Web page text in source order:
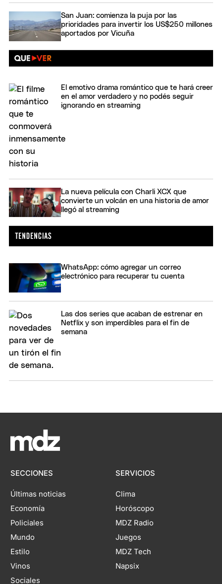
San Juan: comienza la puja por las
prioridades para invertir los US$250 millones
aportados por Vicuña
El emotivo drama romántico que te hará creer
en el amor verdadero y no podés seguir
ignorando en streaming
La nueva película con Charli XCX que
convierte un volcán en una historia de amor
llegó al streaming
WhatsApp: cómo agregar un correo
electrónico para recuperar tu cuenta
Las dos series que acaban de estrenar en
Netflix y son imperdibles para el fin de
semana
SECCIONES
Últimas noticias
Economía
Policiales
Mundo
Estilo
Vinos
Sociales
SERVICIOS
Clima
Horóscopo
MDZ Radio
Juegos
MDZ Tech
Napsix